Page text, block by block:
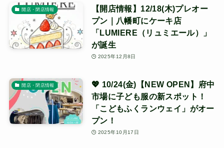
開店・閉店情報
【開店情報】12/18(木)プレオー
プン｜八幡町にケーキ店
「LUMIERE（リュミエール）」
が誕生
2025年12月8日
開店・閉店情報
💖 10/24(金)【NEW OPEN】府中
市場に子ども服の新スポット！
「こどもふくランウェイ」がオー
プン！
2025年10月17日